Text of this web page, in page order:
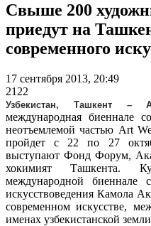
Свыше 200
приедут на
современного
17 сентября 2013, 20:49
2122
Узбекистан, Ташкент –
международная биеннале
неотъемлемой частью Art
пройдет с 22 по 27
выступают Фонд Форум,
хокимият Ташкента.
международной биеннале
искусствоведения Камола
современном искусстве,
именах узбекистанской